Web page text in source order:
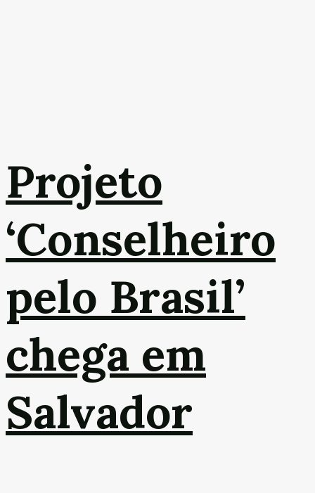
Projeto
‘Conselheiro
pelo Brasil’
chega em
Salvador